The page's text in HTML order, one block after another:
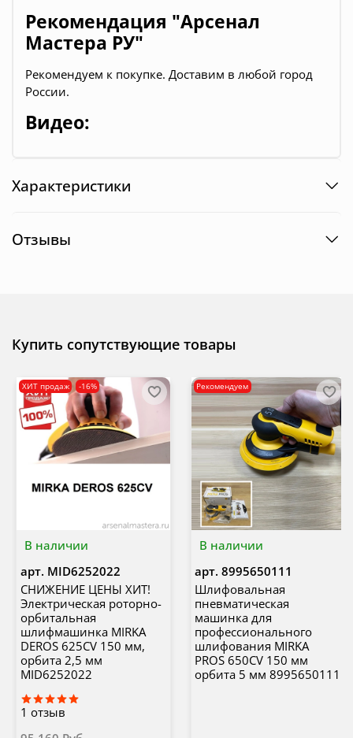
Рекомендация "Арсенал
Мастера РУ"
Рекомендуем к покупке. Доставим в любой город
России.
Видео:
Характеристики
Отзывы
Купить сопутствующие товары
В наличии
ХИТ продаж -16%
арт. MID6252022
СНИЖЕНИЕ ЦЕНЫ ХИТ!
Электрическая роторно-
орбитальная
шлифмашинка MIRKA
DEROS 625CV 150 мм,
орбита 2,5 мм
MID6252022
1 отзыв
В наличии
Рекомендуем
арт. 8995650111
Шлифовальная
пневматическая
машинка для
профессионального
шлифования MIRKA
PROS 650CV 150 мм
орбита 5 мм 8995650111